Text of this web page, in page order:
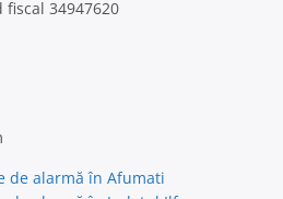
fiscal 34947620
de alarmă în Afumati